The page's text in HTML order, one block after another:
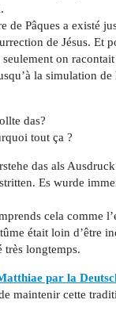
de Pâques a existé
de Jésus. Et
on
la simulation
das?
tout ça ?
das als
Es wurde
cela comme
était loin d’être
très longtemps.
par la
maintenir cette